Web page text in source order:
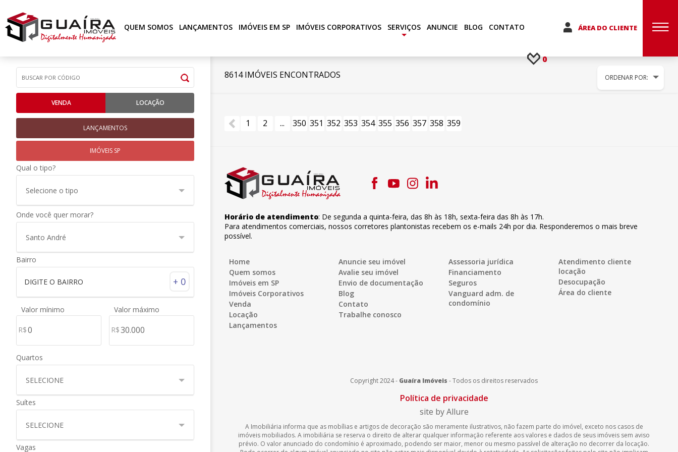
QUEM SOMOS LANÇAMENTOS IMÓVEIS EM SP
IMÓVEIS CORPORATIVOS
SERVIÇOS ANUNCIE BLOG CONTATO ÁREA DO CLIENTE
0
VENDA LOCAÇÃO
LANÇAMENTOS
IMÓVEIS SP
Qual o tipo?
Selecione o tipo
Onde você quer morar?
Santo André
Bairro
+ 0
R$
Valor mínimo
R$
Valor máximo
Quartos
SELECIONE
Suítes
SELECIONE
Vagas
8614 IMÓVEIS ENCONTRADOS ORDENAR POR:
1 2 ... 350 351 352 353 354 355 356 357 358 359
Horário de atendimento: De segunda a quinta-feira, das 8h às 18h, sexta-feira das 8h às 17h.
Para atendimentos comerciais, nossos corretores plantonistas recebem os e-mails 24h por dia. Responderemos o mais breve
possível.
Home
Quem somos
Imóveis em SP
Imóveis Corporativos
Venda
Locação
Lançamentos
Anuncie seu imóvel
Avalie seu imóvel
Envio de documentação
Blog
Contato
Trabalhe conosco
Assessoria jurídica
Financiamento
Seguros
Vanguard adm. de
condomínio
Atendimento cliente
locação
Desocupação
Área do cliente
Copyright 2024 - Guaíra Imóveis -Todos os direitos reservados
Política de privacidade
site by Allure
A Imobiliária informa que as mobílias e artigos de decoração são meramente ilustrativos, não fazem parte do imóvel, exceto nos casos de
imóveis mobiliados. A imobiliária se reserva o direito de alterar qualquer informação referente aos valores e dados de seus imóveis sem aviso
prévio. O valor anunciado do condomínio é aproximado, podendo ser maior, menor ou mesmo passível de alteração no decorrer da locação.